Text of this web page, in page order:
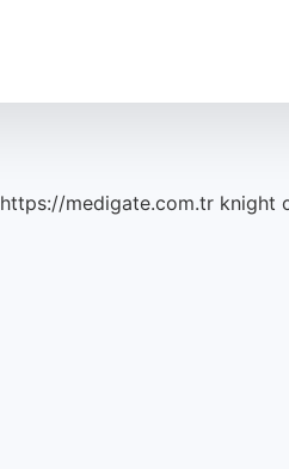
https://medigate.com.tr knight